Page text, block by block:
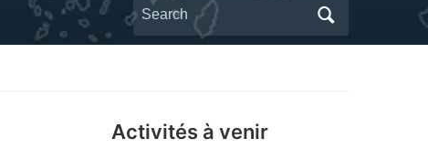
Search
for:
Activités à venir